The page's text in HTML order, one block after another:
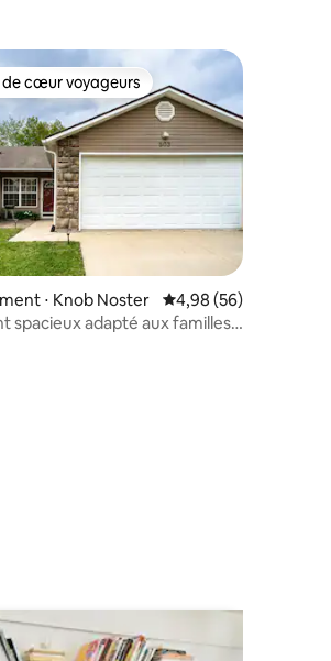
la base de 117 commentaires : 5 sur 5
cœur voyageurs les plus appréciés
de cœur voyageurs
⋅ Knob Noster Évaluation moyenne
4,98 (56)
spacieux adapté aux familles